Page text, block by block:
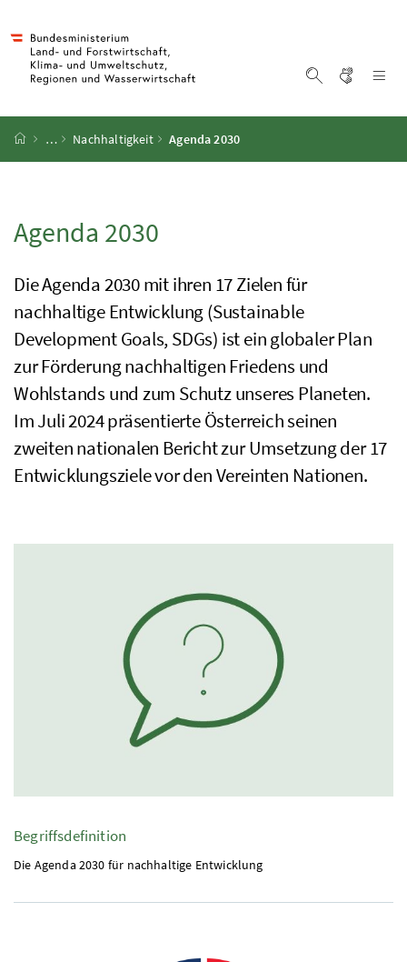
Startseite
… Nachhaltigkeit Agenda 2030
Agenda 2030
Die Agenda 2030 mit ihren 17 Zielen für
nachhaltige Entwicklung (Sustainable
Development Goals, SDGs) ist ein globaler Plan
zur Förderung nachhaltigen Friedens und
Wohlstands und zum Schutz unseres Planeten.
Im Juli 2024 präsentierte Österreich seinen
zweiten nationalen Bericht zur Umsetzung der 17
Entwicklungsziele vor den Vereinten Nationen.
Begriffsdefinition
Die Agenda 2030 für nachhaltige Entwicklung